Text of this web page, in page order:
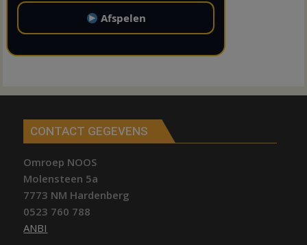
Afspelen
CONTACT GEGEVENS
Omroep NOOS
Molensteen 5a
7773 NM Hardenberg
0523 760 788
ANBI